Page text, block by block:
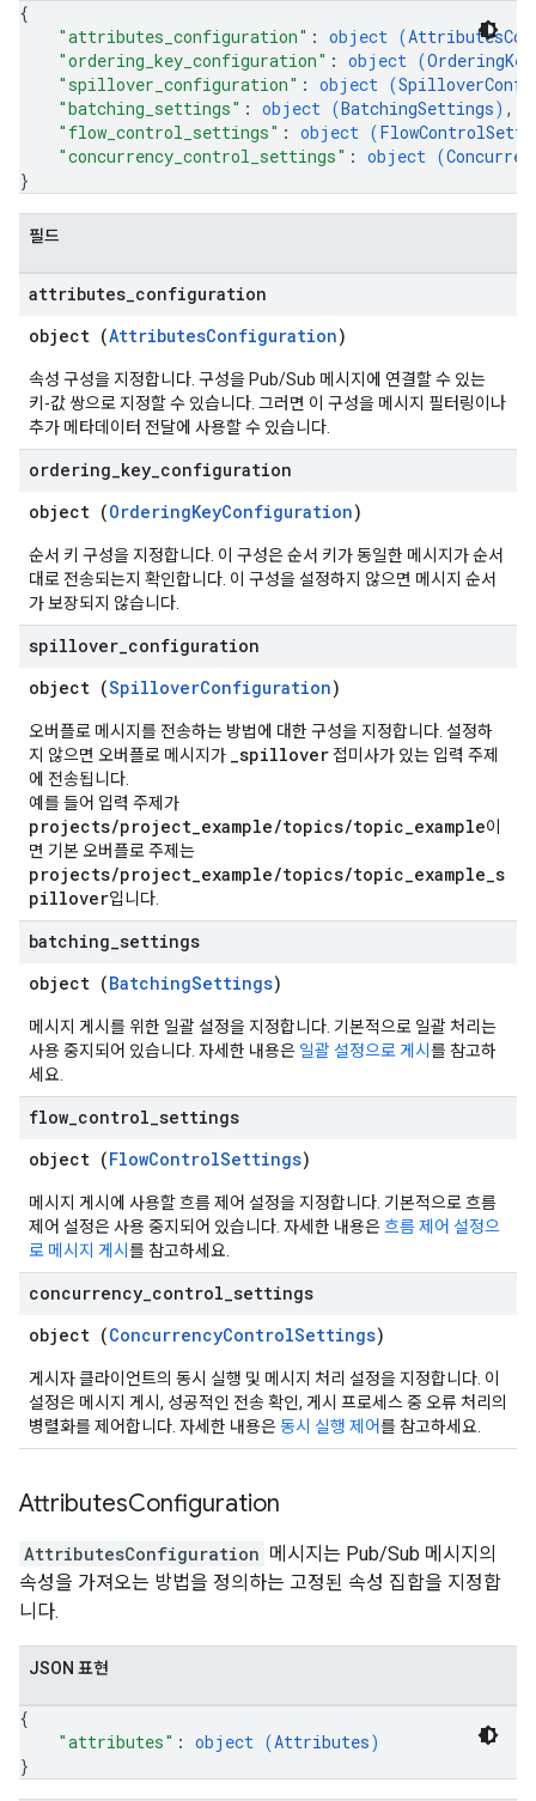
{
"attributes_configuration" : object (
"ordering_key_configuration" : object (
"spillover_configuration" : object (
"batching_settings" : object (BatchingSettings) ,
"flow_control_settings" : object (
"concurrency_control_settings" : object (
}
필드
attributes configuration
object (AttributesConfiguration)
속성 구성을 지정합니다. 구성을 Pub/Sub 메시지에 연결할 수 있는
키-값 쌍으로 지정할 수 있습니다. 그러면 이 구성을 메시지 필터링이나
추가 메타데이터 전달에 사용할 수 있습니다.
ordering key configuration
object (OrderingKeyConfiguration)
순서 키 구성을 지정합니다. 이 구성은 순서 키가 동일한 메시지가 순서
대로 전송되는지 확인합니다. 이 구성을 설정하지 않으면 메시지 순서
가 보장되지 않습니다.
spillover configuration
object (SpilloverConfiguration)
오버플로 메시지를 전송하는 방법에 대한 구성을 지정합니다. 설정하
지 않으면 오버플로 메시지가 _spillover 접미사가 있는 입력 주제
에 전송됩니다.
예를 들어 입력 주제가
projects/project_example/topics/topic_example이
면 기본 오버플로 주제는
projects/project_example/topics/topic_example_s
pillover입니다.
batching settings
object (BatchingSettings)
메시지 게시를 위한 일괄 설정을 지정합니다. 기본적으로 일괄 처리는
사용 중지되어 있습니다. 자세한 내용은 일괄 설정으로 게시 를 참고하
세요.
flow control settings
object (FlowControlSettings)
메시지 게시에 사용할 흐름 제어 설정을 지정합니다. 기본적으로 흐름
제어 설정은 사용 중지되어 있습니다. 자세한 내용은 흐름 제어 설정으
로 메시지 게시 를 참고하세요.
concurrency control settings
object (ConcurrencyControlSettings)
게시자 클라이언트의 동시 실행 및 메시지 처리 설정을 지정합니다. 이
설정은 메시지 게시, 성공적인 전송 확인, 게시 프로세스 중 오류 처리의
병렬화를 제어합니다. 자세한 내용은동시 실행 제어를 참고하세요.
AttributesConfiguration
AttributesConfiguration 메시지는 Pub/Sub 메시지의
속성을 가져오는 방법을 정의하는 고정된 속성 집합을 지정합
니다.
JSON 표현
{
"attributes" : object (Attributes)
}